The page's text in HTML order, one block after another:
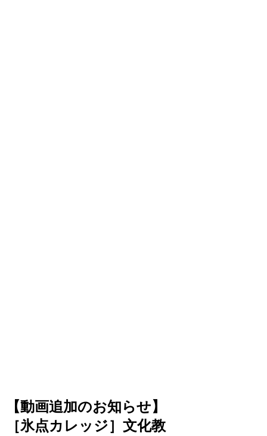
【動画追加のお知らせ】
［氷点カレッジ］文化教